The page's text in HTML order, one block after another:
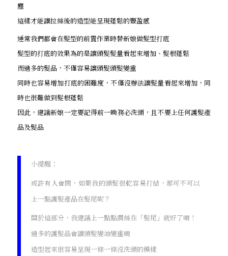
塵
這樣才能讓拉絲後的造型能呈現蓬鬆的豐盈感
通常我們都會在髮型的前置作業時替新娘做髮型打底
髮型的打底的效果為的是讓頭髮髮量看起來增加、髮根蓬鬆
而過多的髮品，不僅容易讓頭髮頭髮變重
同時也容易增加打底的困難度，不僅沒辦法讓髮量看起來增加，同
時也很難做到髮根蓬鬆
因此，建議新娘一定要記得前一晚務必洗頭，且不要上任何護髮產
品及髮品
小提醒：
或許有人會問，如果我的頭髮很乾容易打結，那可不可以
上一點護髮產品在髮尾呢？
關於這部分，我建議上一點點潤絲在「髮尾」就好了唷！
過多的護髮品會讓頭髮變油變重唷
造型起來很容易呈現一條一條沒洗頭的模樣